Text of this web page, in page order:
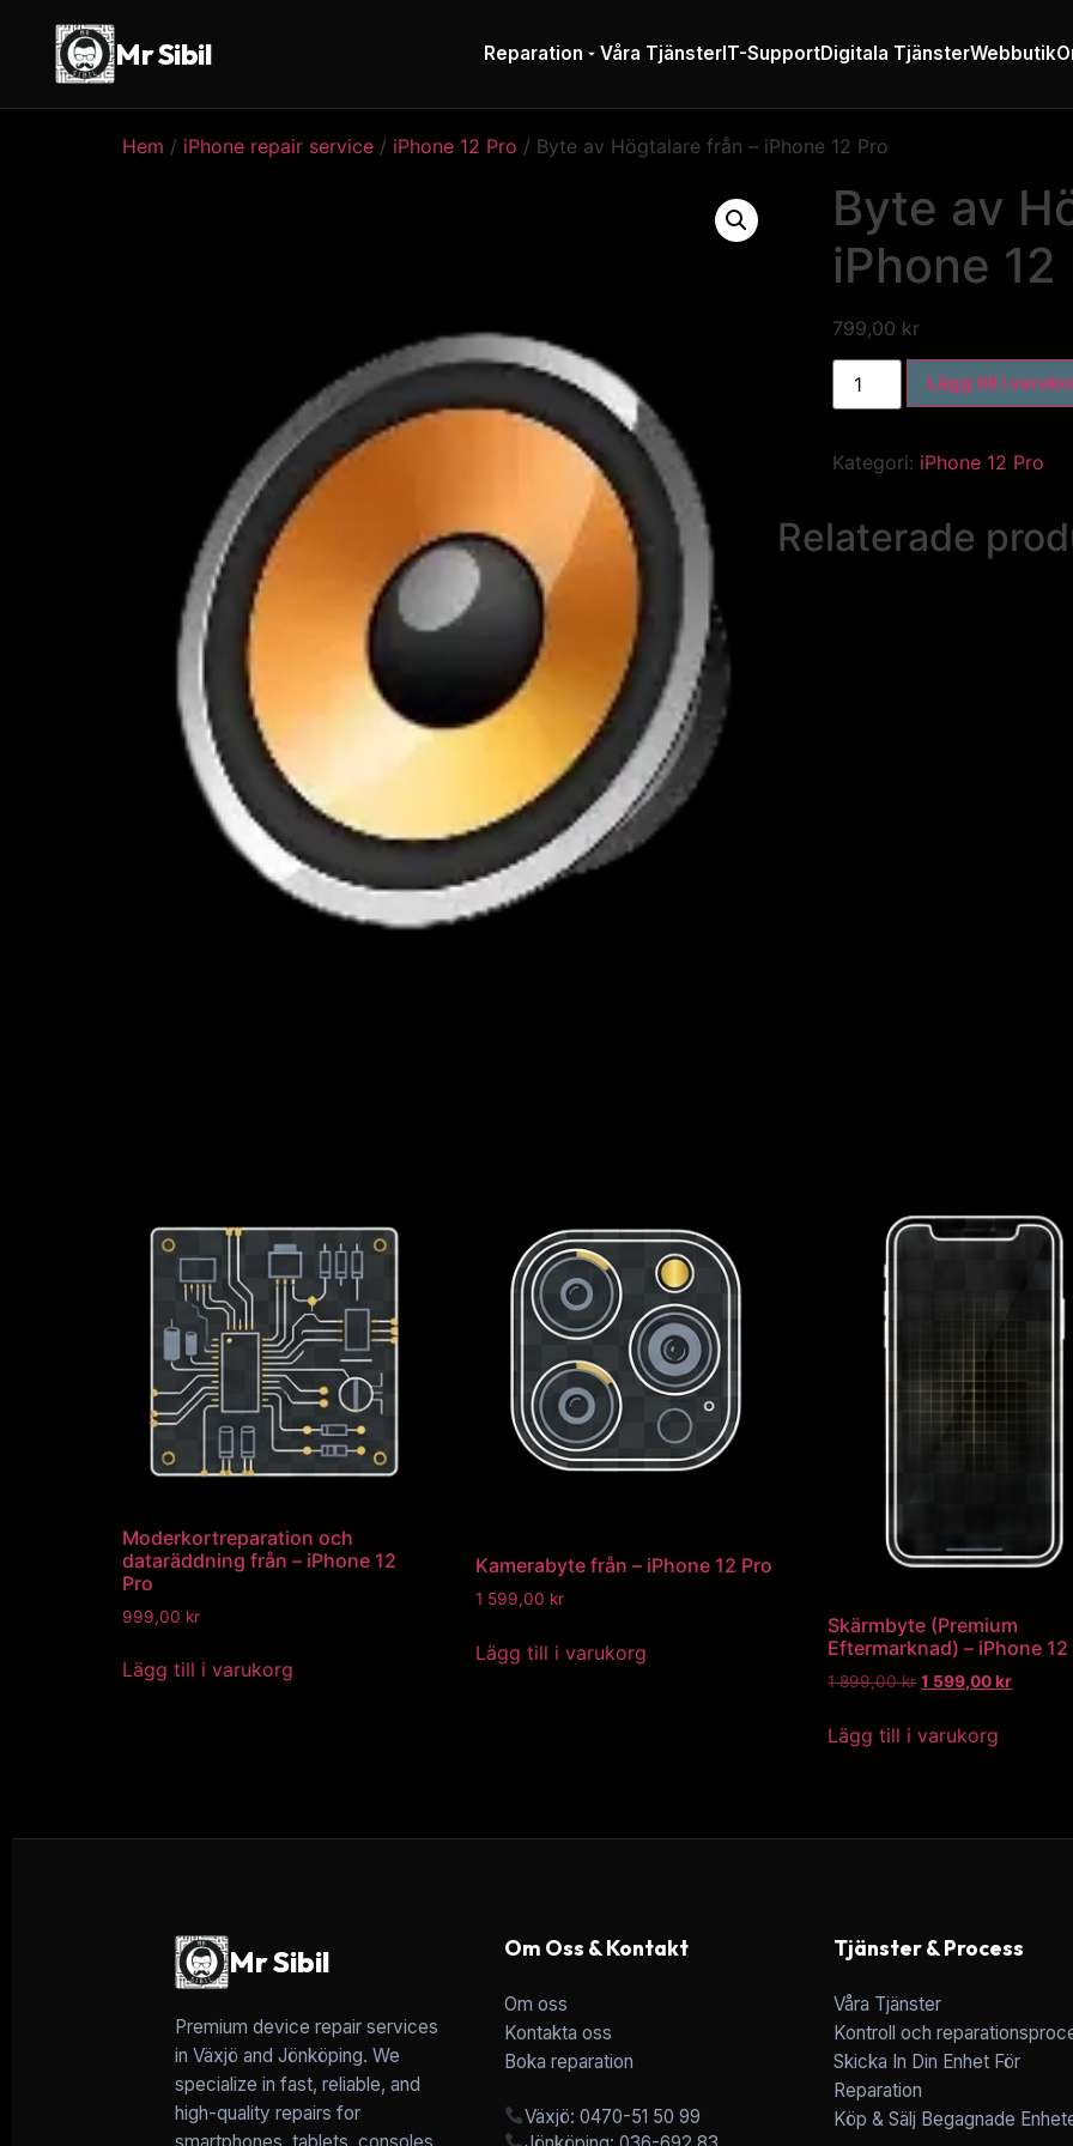
Mr Sibil Reparation Våra TjänsterIT-SupportDigitala TjänsterWebbutik
Hem / iPhone repair service / iPhone 12 Pro / Byte av Högtalare från – iPhone 12 Pro
Byte av
iPhone 12
799,00 kr
Lägg till i
Kategori: iPhone 12 Pro
Relaterade
Moderkortreparation och
dataräddning från – iPhone 12
Pro
999,00 kr
Lägg till i varukorg
Kamerabyte från – iPhone 12 Pro
1 599,00 kr
Lägg till i varukorg
Skärmbyte (Premium
Eftermarknad) – iPhone 12
1 899,00kr 1 599,00kr
Lägg till i varukorg
Mr Sibil
Premium device repair services
in Växjö and Jönköping. We
specialize in fast, reliable, and
high-quality repairs for
Om Oss & Kontakt
Om oss
Kontakta oss
Boka reparation
Växjö: 0470-51 50 99
Tjänster & Process
Våra Tjänster
Kontroll och
Skicka In Din Enhet För
Reparation
Köp & Sälj Begagnade